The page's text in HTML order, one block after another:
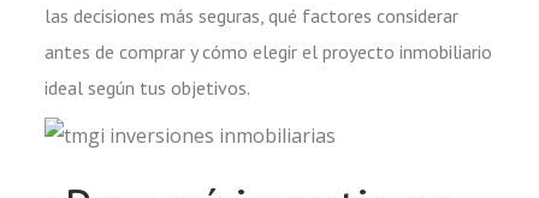
las decisiones más seguras, qué factores considerar
antes de comprar y cómo elegir el proyecto inmobiliario
ideal según tus objetivos.